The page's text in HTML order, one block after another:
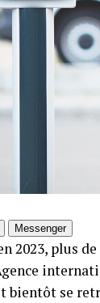
Messenger
2023, plus
se